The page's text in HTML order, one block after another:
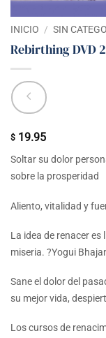
INICIO / SIN
Rebirthing DVD
$ 19.95
Soltar su dolor
sobre la prosperidad
Aliento, vitalidad y
La idea de renacer es
miseria. ?Yogui
Sane el dolor del
su mejor vida,
Los cursos de